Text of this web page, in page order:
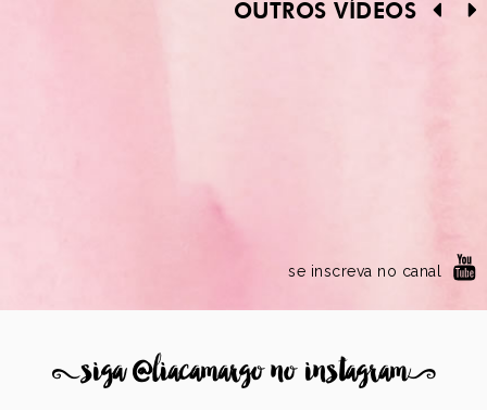
OUTROS VÍDEOS
se inscreva no canal
8siga @liacamargo no instagram9